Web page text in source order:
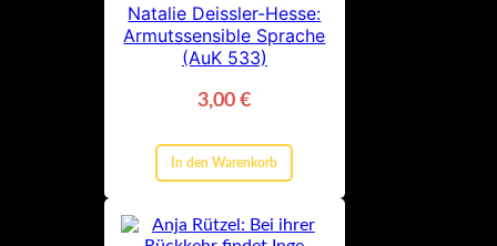
Natalie Deissler-Hesse:
Armutssensible Sprache
(AuK 533)
3,00€
In den Warenkorb